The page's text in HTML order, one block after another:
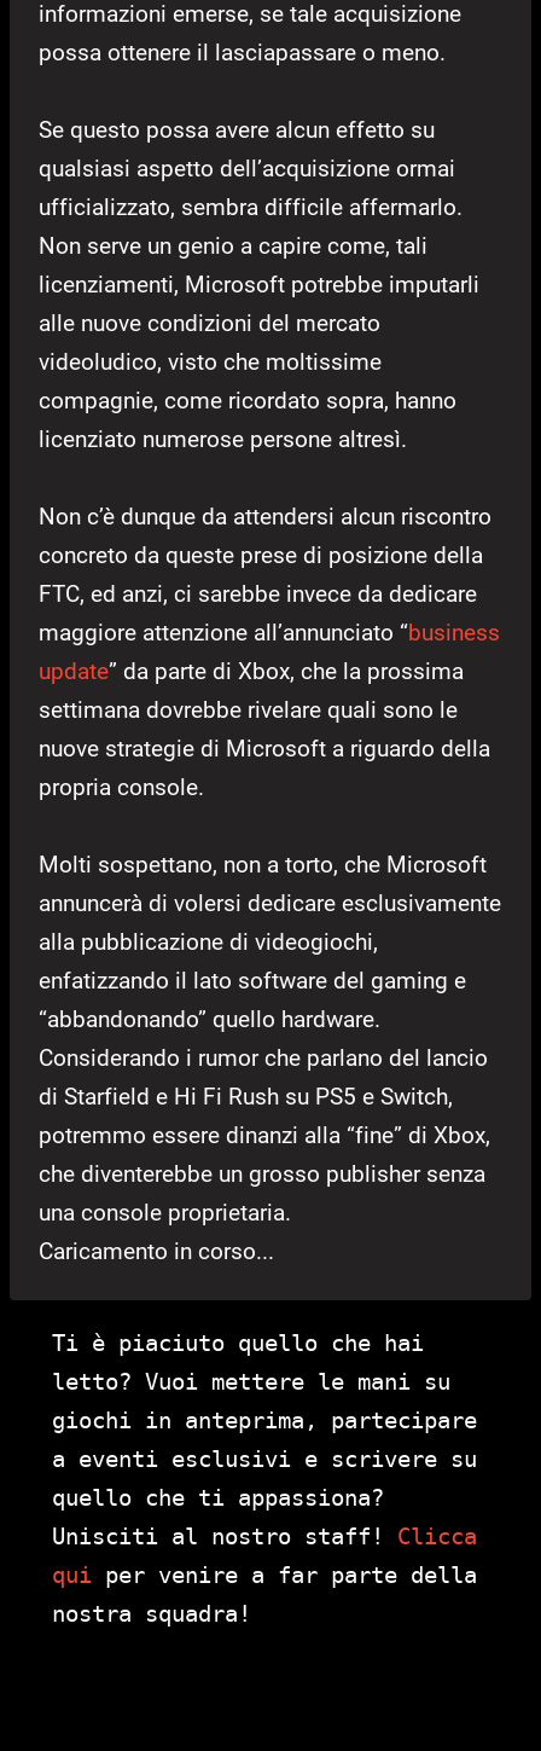
informazioni emerse, se tale acquisizione
possa ottenere il lasciapassare o meno.
Se questo possa avere alcun effetto su
qualsiasi aspetto dell’acquisizione ormai
ufficializzato, sembra difficile affermarlo.
Non serve un genio a capire come, tali
licenziamenti, Microsoft potrebbe imputarli
alle nuove condizioni del mercato
videoludico, visto che moltissime
compagnie, come ricordato sopra, hanno
licenziato numerose persone altresì.
Non c’è dunque da attendersi alcun riscontro
concreto da queste prese di posizione della
FTC, ed anzi, ci sarebbe invece da dedicare
maggiore attenzione all’annunciato “business
update” da parte di Xbox, che la prossima
settimana dovrebbe rivelare quali sono le
nuove strategie di Microsoft a riguardo della
propria console.
Molti sospettano, non a torto, che Microsoft
annuncerà di volersi dedicare esclusivamente
alla pubblicazione di videogiochi,
enfatizzando il lato software del gaming e
“abbandonando” quello hardware.
Considerando i rumor che parlano del lancio
di Starfield e Hi Fi Rush su PS5 e Switch,
potremmo essere dinanzi alla “fine” di Xbox,
che diventerebbe un grosso publisher senza
una console proprietaria.
Caricamento in corso...
Ti è piaciuto quello che hai
letto? Vuoi mettere le mani su
giochi in anteprima, partecipare
a eventi esclusivi e scrivere su
quello che ti appassiona?
Unisciti al nostro staff! Clicca
qui per venire a far parte della
nostra squadra!